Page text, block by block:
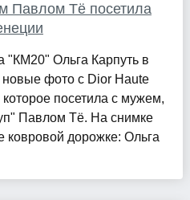
Павлом Тё посетила
"КМ20" Ольга Карпуть в
новые фото с Dior Haute
посетила с мужем,
Павлом Тё. На снимке
ковровой дорожке: Ольга